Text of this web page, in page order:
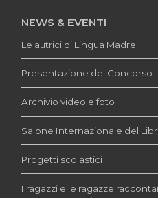
NEWS & EVENTI
Le autrici di Lingua Madre
Presentazione del Concorso
Archivio video e foto
Salone Internazionale del
Progetti scolastici
I ragazzi e le ragazze